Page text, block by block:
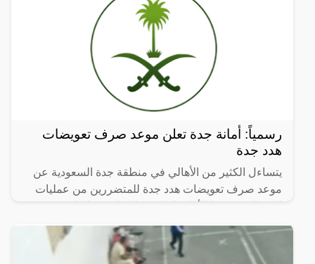
رسمياً: أمانة جدة تعلن موعد صرف تعويضات
هدد جدة
يتساءل الكثير من الأهالي في منطقة جدة السعودية عن
موعد صرف تعويضات هدد جدة للمتضررين من عمليات
وشملت عدد